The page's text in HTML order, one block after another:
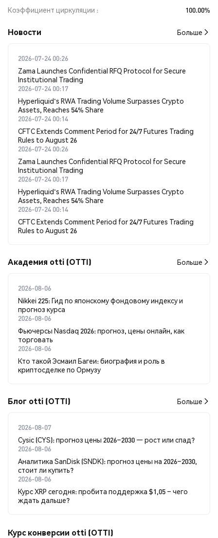
Коэффициент циркуляции
100.00%
Новости Больше
2026-07-24 00:26
Zama Launches Confidential RFQ Protocol for Secure
Institutional Trading
2026-07-24 00:17
Hyperliquid's RWA Trading Volume Surpasses Crypto
Assets, Reaches 54% Share
2026-07-24 00:14
CFTC Extends Comment Period for 24/7 Futures Trading
Rules to August 26
2026-07-24 00:26
Zama Launches Confidential RFQ Protocol for Secure
Institutional Trading
2026-07-24 00:17
Hyperliquid's RWA Trading Volume Surpasses Crypto
Assets, Reaches 54% Share
2026-07-24 00:14
CFTC Extends Comment Period for 24/7 Futures Trading
Rules to August 26
Академия otti (OTTI) Больше
2026-08-06
Nikkei 225: Гид по японскому фондовому индексу и
прогноз курса
2026-08-06
Фьючерсы Nasdaq 2026: прогноз, цены онлайн, как
торговать
2026-08-06
Кто такой Эсмаил Багеи: биография и роль в
криптосделке по Ормузу
Блог otti (OTTI) Больше
2026-08-07
Cysic (CYS): прогноз цены 2026–2030 — рост или спад?
2026-08-06
Аналитика SanDisk (SNDK): прогноз цены на 2026–2030,
стоит ли купить?
2026-08-06
Курс XRP сегодня: пробита поддержка $1,05 – чего
ждать дальше?
Курс конверсии otti (OTTI)